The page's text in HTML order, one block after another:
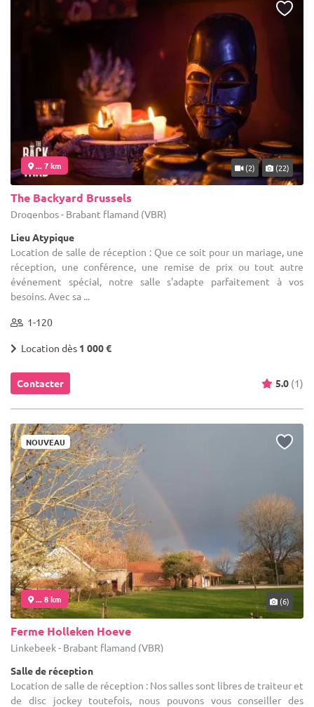
... 7 km (2) (22)
The Backyard Brussels
Drogenbos - Brabant flamand (VBR)
Lieu Atypique
Location de salle de réception : Que ce soit pour un mariage, une
réception, une conférence, une remise de prix ou tout autre
événement spécial, notre salle s'adapte parfaitement à vos
besoins. Avec sa ...
1-120
Location dès 1 000 €
Contacter 5.0 (1)
NOUVEAU
... 8 km (6)
Ferme Holleken Hoeve
Linkebeek - Brabant flamand (VBR)
Salle de réception
Location de salle de réception : Nos salles sont libres de traiteur et
de disc jockey toutefois, nous pouvons vous conseiller des